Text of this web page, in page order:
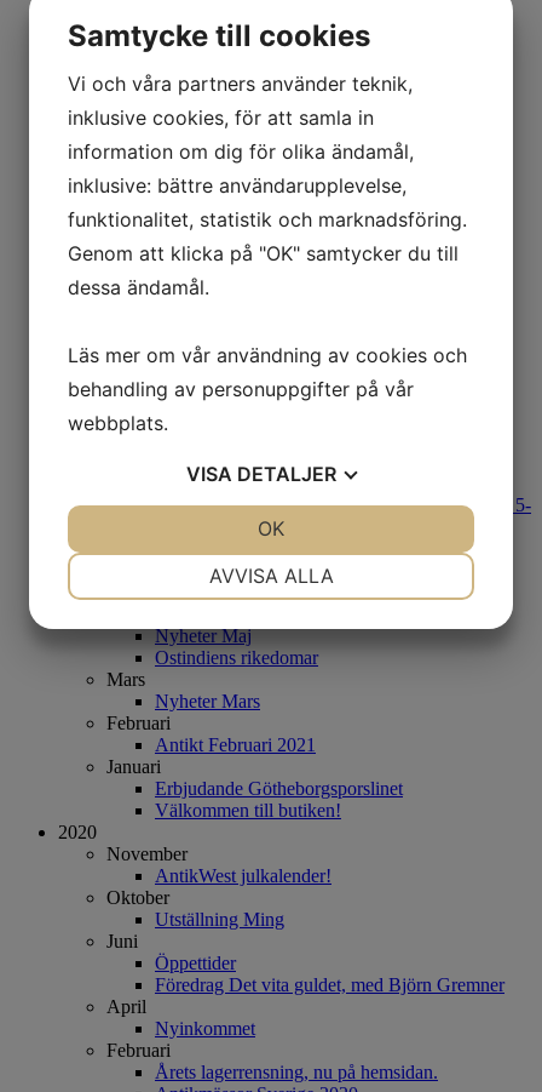
Öppet i butiken
Antikrundan inspelning 2022
Maj
Antikmässa Helsingborg
Konst-& Antikmässa Marstrand 2022
April
Antikmässa Älsvjö 19-22 maj
Butiken i Göteborg
Mars
Nyinkommet!
2021
November
Oktober
Augusti
Ostindiens rikedomar
Marstrands Konst- & Antik Sommarutställning 5-
Nyheter Maj
Ostindiens rikedomar
Mars
Nyheter Mars
Februari
Antikt Februari 2021
Januari
Erbjudande Götheborgsporslinet
Välkommen till butiken!
2020
November
AntikWest julkalender!
Oktober
Utställning Ming
Juni
Öppettider
Föredrag Det vita guldet, med Björn Gremner
April
Nyinkommet
Februari
Årets lagerrensning, nu på hemsidan.
Samtycke till cookies
Vi och våra partners använder teknik,
inklusive cookies, för att samla in
information om dig för olika ändamål,
inklusive: bättre användarupplevelse,
funktionalitet, statistik och marknadsföring.
Genom att klicka på "OK" samtycker du till
dessa ändamål.
Läs mer om vår användning av cookies och
behandling av personuppgifter på vår
webbplats.
VISA DETALJER
MARKNADSFÖRING
AVVISA ALLA
OK